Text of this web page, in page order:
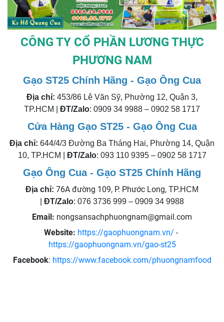
CÔNG TY CỔ PHẦN LƯƠNG THỰC
PHƯƠNG NAM
Gạo ST25 Chính Hãng - Gạo Ông Cua
Địa chỉ: 453/86 Lê Văn Sỹ, Phường 12, Quận 3,
TP.HCM | ĐT/Zalo: 0909 34 9988 – 0902 58 1717
Cửa Hàng Gạo ST25 - Gạo Ông Cua
Địa chỉ: 644/4/3 Đường Ba Tháng Hai, Phường 14, Quận
10, TP.HCM | ĐT/Zalo: 093 110 9395 – 0902 58 1717
Gạo Ông Cua - Gạo ST25 Chính Hãng
Địa chỉ: 76A đường 109, P. Phước Long, TP.HCM
ĐT/Zalo: 076 3736 999 – 0909 34 9988
Email: nongsansachphuongnam@gmail.com
Website: https://gaophuongnam.vn/ -
https://gaophuongnam.vn/gao-st25
Facebook: https://www.facebook.com/phuongnamfood